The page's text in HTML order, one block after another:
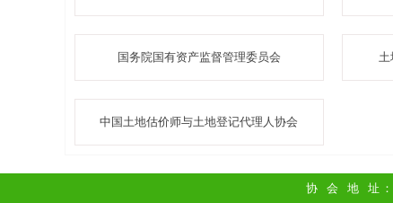
国务院国有资产监督管理委员会 土
中国土地估价师与土地登记代理人协会
协会地址